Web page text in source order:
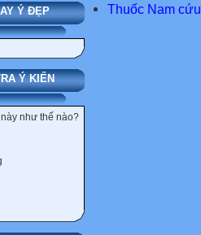
Ý ĐẸP
Ý KIẾN
như thế nào?
Thuốc Nam